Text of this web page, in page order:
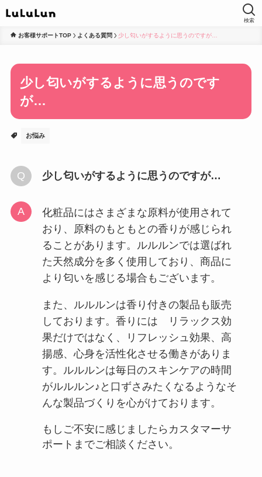
検索
お客様サポートTOP よくある質問 少し匂いがするように思うのですが…
少し匂いがするように思うのです
が…
お悩み
少し匂いがするように思うのですが…
化粧品にはさまざまな原料が使用されて
おり、原料のもともとの香りが感じられ
ることがあります。ルルルンでは選ばれ
た天然成分を多く使用しており、商品に
より匂いを感じる場合もございます。
また、ルルルンは香り付きの製品も販売
しております。香りには リラックス効
果だけではなく、リフレッシュ効果、高
揚感、心身を活性化させる働きがありま
す。ルルルンは毎日のスキンケアの時間
がルルルン♪と口ずさみたくなるようなそ
んな製品づくりを心がけております。
もしご不安に感じましたらカスタマーサ
ポートまでご相談ください。